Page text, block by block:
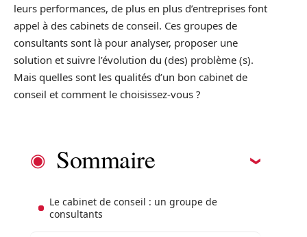
leurs performances, de plus en plus d’entreprises font
appel à des cabinets de conseil. Ces groupes de
consultants sont là pour analyser, proposer une
solution et suivre l’évolution du (des) problème (s).
Mais quelles sont les qualités d’un bon cabinet de
conseil et comment le choisissez-vous ?
Sommaire
Le cabinet de conseil : un groupe de
consultants